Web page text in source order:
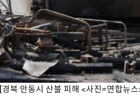
[경북 안동시 산불 피해 <사진=연합뉴스